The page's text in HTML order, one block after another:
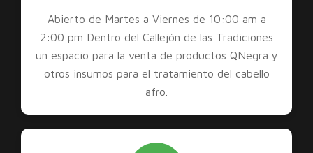
Abierto de Martes a Viernes de 10:00 am a
2:00 pm Dentro del Callejón de las Tradiciones
un espacio para la venta de productos QNegra y
otros insumos para el tratamiento del cabello
afro.